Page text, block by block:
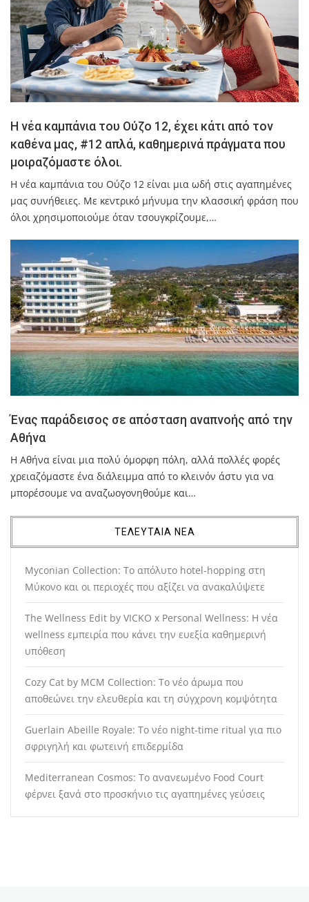
Η νέα καμπάνια του Ούζο 12, έχει κάτι από τον
καθένα μας, #12 απλά, καθημερινά πράγματα που
μοιραζόμαστε όλοι.
Η νέα καμπάνια του Ούζο 12 είναι μια ωδή στις αγαπημένες
μας συνήθειες. Με κεντρικό μήνυμα την κλασσική φράση που
όλοι χρησιμοποιούμε όταν τσουγκρίζουμε,…
Ένας παράδεισος σε απόσταση αναπνοής από την
Αθήνα
Η Αθήνα είναι μια πολύ όμορφη πόλη, αλλά πολλές φορές
χρειαζόμαστε ένα διάλειμμα από το κλεινόν άστυ για να
μπορέσουμε να αναζωογονηθούμε και…
ΤΕΛΕΥΤΑΙΑ ΝΕΑ
Myconian Collection: Το απόλυτο hotel-hopping στη
Μύκονο και οι περιοχές που αξίζει να ανακαλύψετε
The Wellness Edit by VICKO x Personal Wellness: Η νέα
wellness εμπειρία που κάνει την ευεξία καθημερινή
υπόθεση
Cozy Cat by MCM Collection: Το νέο άρωμα που
αποθεώνει την ελευθερία και τη σύγχρονη κομψότητα
Guerlain Abeille Royale: Το νέο night-time ritual για πιο
σφριγηλή και φωτεινή επιδερμίδα
Mediterranean Cosmos: Το ανανεωμένο Food Court
φέρνει ξανά στο προσκήνιο τις αγαπημένες γεύσεις